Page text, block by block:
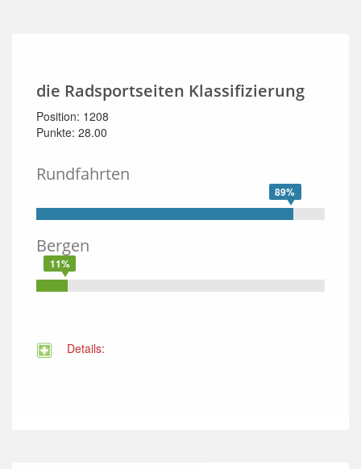
die Radsportseiten Klassifizierung
Position: 1208
Punkte: 28.00
Rundfahrten
89%
Bergen
11%
Details: